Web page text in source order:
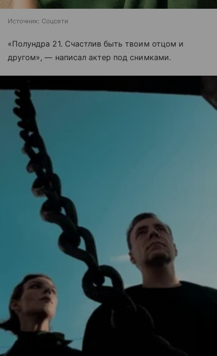
Источник: Соцсети
«Полундра 21. Счастлив быть твоим отцом и
другом», — написал актер под снимками.